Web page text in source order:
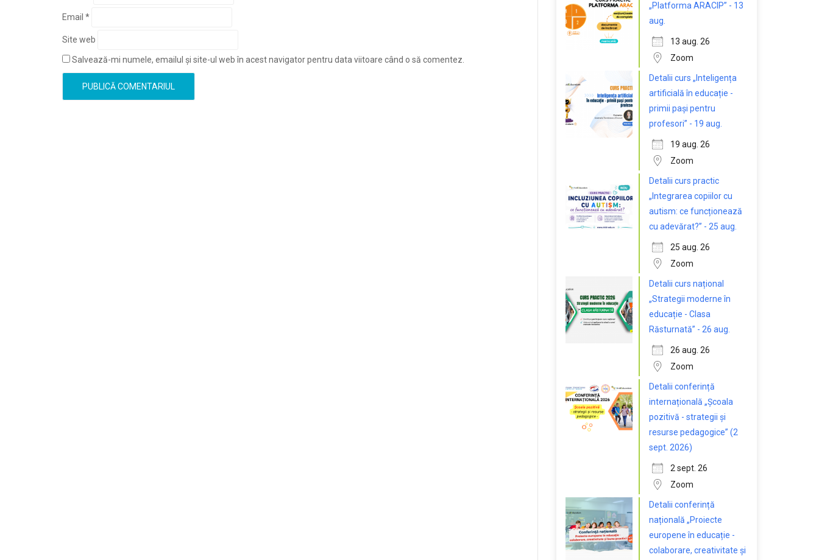
Email *
Site web
Salvează-mi numele, emailul și site-ul web în acest navigator pentru data viitoare când o să comentez.
„Platforma ARACIP” - 13
aug.
13 aug. 26
Zoom
Detalii curs „Inteligența
artificială în educație -
primii pași pentru
profesori” - 19 aug.
19 aug. 26
Zoom
Detalii curs practic
„Integrarea copiilor cu
autism: ce funcționează
cu adevărat?” - 25 aug.
25 aug. 26
Zoom
Detalii curs național
„Strategii moderne în
educație - Clasa
Răsturnată” - 26 aug.
26 aug. 26
Zoom
Detalii conferință
internațională „Școala
pozitivă - strategii și
resurse pedagogice” (2
sept. 2026)
2 sept. 26
Zoom
Detalii conferință
națională „Proiecte
europene în educație -
colaborare, creativitate și